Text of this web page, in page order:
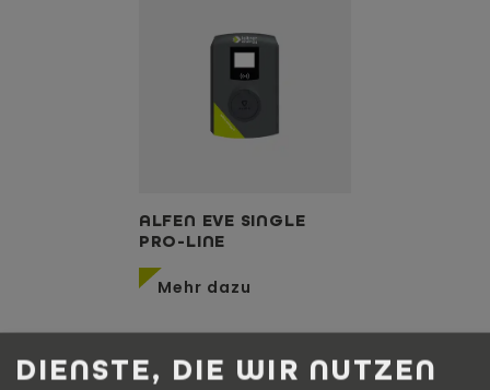
ALFEN EVE SINGLE
PRO-LINE
Mehr dazu
DIENSTE, DIE WIR NUTZEN